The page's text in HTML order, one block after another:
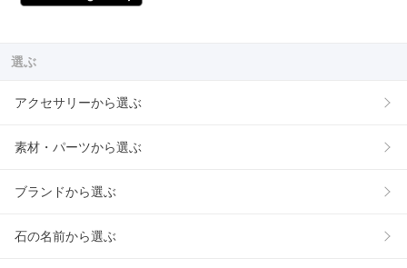
選ぶ
アクセサリーから選ぶ
素材・パーツから選ぶ
ブランドから選ぶ
石の名前から選ぶ